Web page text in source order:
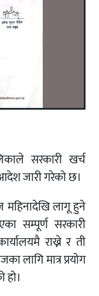
सरकारी खर्च
जारी गरेको छ।
लागू हुने
सम्पूर्ण सरकारी
राख्ने र ती
लागि मात्र प्रयोग
हो।